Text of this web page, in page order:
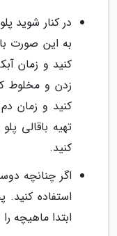
در کنار شوید
به این صورت
کنید و زمان
زدن و مخلوط
کنید و زمان
تهیه باقالی
کنید.
اگر چنانچه
استفاده
ابتدا ماهیچه